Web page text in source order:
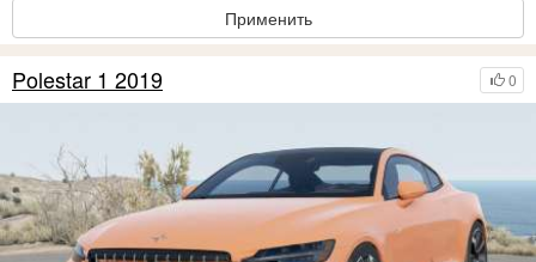
Применить
0
Polestar 1 2019